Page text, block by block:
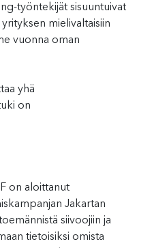
työntekijät sisuuntuivat
mielivaltaisiin
vuonna oman
yhä
on
on aloittanut
Jakartan
siivoojiin ja
tietoisiksi omista